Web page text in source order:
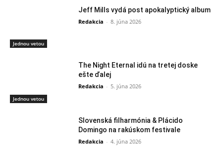
Jednou vetou
Jeff Mills vydá post apokalyptický album
Redakcia - 8. júna 2026
Jednou vetou
The Night Eternal idú na tretej doske
ešte ďalej
Redakcia - 5. júna 2026
Slovenská filharmónia & Plácido
Domingo na rakúskom festivale
Redakcia - 4. júna 2026